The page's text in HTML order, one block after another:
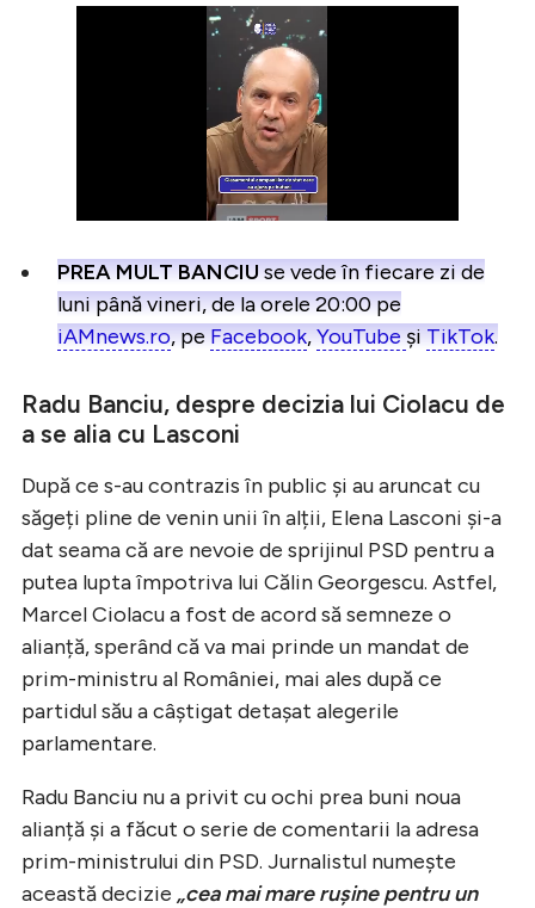
PREA MULT BANCIUse vede în fiecare zi de
luni până vineri, de la orele 20:00 pe
iAMnews.ro, peFacebook,YouTubeșiTikTok.
Radu Banciu, despre decizia lui Ciolacu de
a se alia cu Lasconi
După ce s-au contrazis în public și au aruncat cu
săgeți pline de venin unii în alții, Elena Lasconi și-a
dat seama că are nevoie de sprijinul PSD pentru a
putea lupta împotriva lui Călin Georgescu. Astfel,
Marcel Ciolacu a fost de acord să semneze o
alianță, sperând că va mai prinde un mandat de
prim-ministru al României, mai ales după ce
partidul său a câștigat detașat alegerile
parlamentare.
Radu Banciu nu a privit cu ochi prea buni noua
alianță și a făcut o serie de comentarii la adresa
prim-ministrului din PSD. Jurnalistul numește
această decizie „cea mai mare rușine pentru un